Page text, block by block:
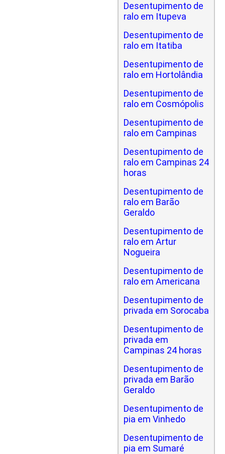
Desentupimento de
ralo em Itupeva
Desentupimento de
ralo em Itatiba
Desentupimento de
ralo em Hortolândia
Desentupimento de
ralo em Cosmópolis
Desentupimento de
ralo em Campinas
Desentupimento de
ralo em Campinas 24
horas
Desentupimento de
ralo em Barão
Geraldo
Desentupimento de
ralo em Artur
Nogueira
Desentupimento de
ralo em Americana
Desentupimento de
privada em Sorocaba
Desentupimento de
privada em
Campinas 24 horas
Desentupimento de
privada em Barão
Geraldo
Desentupimento de
pia em Vinhedo
Desentupimento de
pia em Sumaré